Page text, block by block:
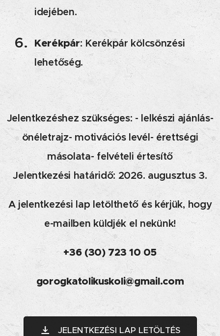
idejében.
Kerékpár: Kerékpár kölcsönzési
lehetőség.
Jelentkezéshez szükséges: - lelkészi ajánlás-
önéletrajz- motivációs levél- érettségi
másolata- felvételi értesítő
Jelentkezési határidő: 2026. augusztus 3.
A jelentkezési lap letölthető és kérjük, hogy
e-mailben küldjék el nekünk!
+36 (30) 723 10 05
gorogkatolikuskoli@gmail.com
JELENTKEZÉSI LAP LETÖLTÉS